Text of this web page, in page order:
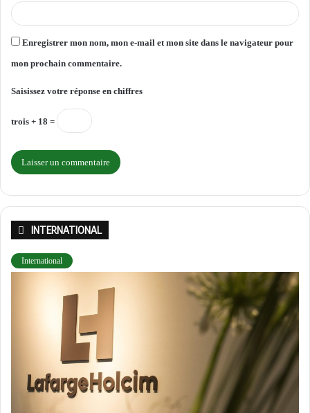
Enregistrer mon nom, mon e-mail et mon site dans le navigateur pour
mon prochain commentaire.
Saisissez votre réponse en chiffres
trois + 18 =
INTERNATIONAL
International